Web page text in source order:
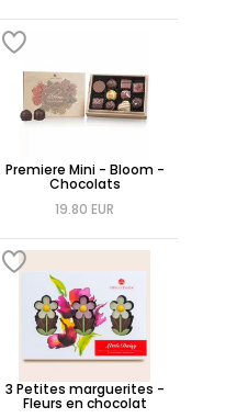
Premiere Mini - Bloom -
Chocolats
19.80 EUR
3 Petites marguerites -
Fleurs en chocolat